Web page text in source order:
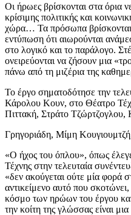
Οι ήρωες βρίσκονται στα όρια
κρίσιμης πολιτικής και
χώρα… Τα πρόσωπα βρίσκονται
εντύπωση ότι αιωρούνται
στο λογικό και το παράλογο.
ονειρεύονται να ζήσουν μια
πάνω από τη μιζέρια της
Το έργο σηματοδότησε την
Κάρολου Κουν, στο Θέατρο
Πιττακή, Στράτο
Γρηγοριάδη, Μίμη
«Ο ήχος του όπλου», όπως
Τέχνης στην τελευταία
«δεν ακούγεται ούτε μία φορά
αντικείμενο αυτό που
κόσμο των ηρώων του έργου
την κοίτη της γλώσσας είναι